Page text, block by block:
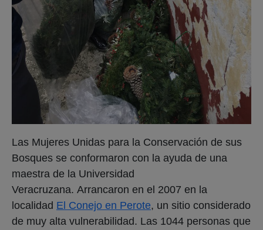
Las Mujeres Unidas para la Conservación de sus
Bosques se conformaron con la ayuda de una
maestra de la Universidad
Veracruzana. Arrancaron en el 2007 en la
localidad El Conejo en Perote, un sitio considerado
de muy alta vulnerabilidad. Las 1044 personas que